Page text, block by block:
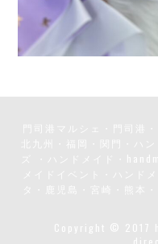
門司港マルシェ・門司港
ズ ・ハンドメイド・
タ・鹿児島・宮崎・熊本
Copyright © 2017